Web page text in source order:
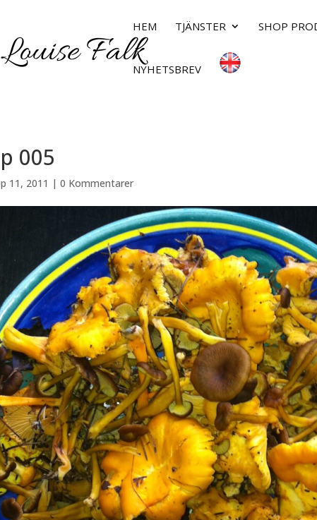
HEM TJÄNSTER SHOP
NYHETSBREV
005
11, 2011 |0 Kommentarer